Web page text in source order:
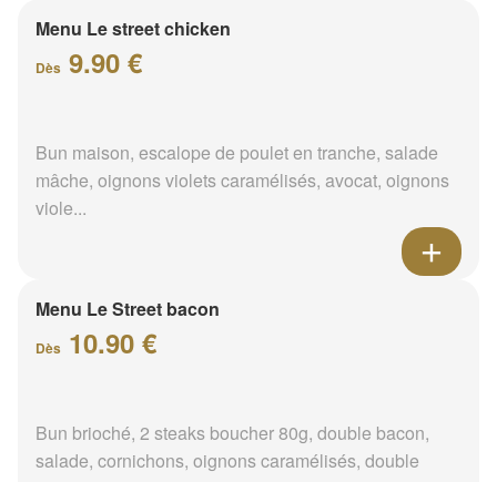
Menu Le street chicken
Dès 9.90 €
Bun maison, escalope de poulet en tranche, salade
mâche, oignons violets caramélisés, avocat, oignons
viole...
Menu Le Street bacon
Dès 10.90 €
Bun brioché, 2 steaks boucher 80g, double bacon,
salade, cornichons, oignons caramélisés, double